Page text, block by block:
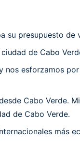
su presupuesto
de Cabo
nos esforzamos
Cabo Verde.
de Cabo Verde.
más